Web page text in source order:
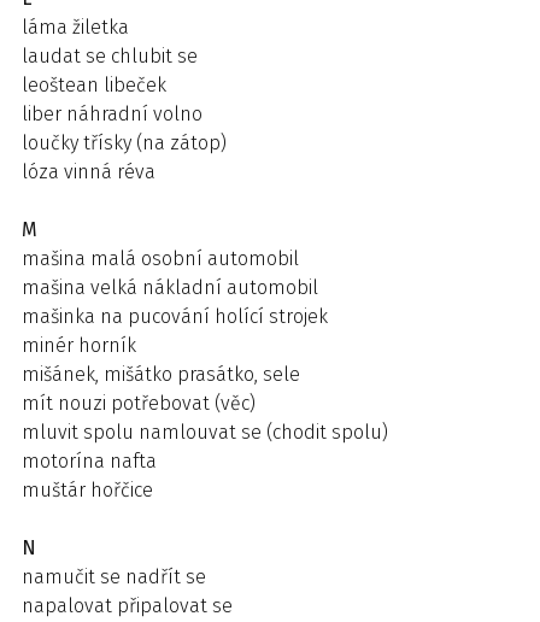
láma žiletka
laudat se chlubit se
leoštean libeček
liber náhradní volno
loučky třísky (na zátop)
lóza vinná réva
M
mašina malá osobní automobil
mašina velká nákladní automobil
mašinka na pucování holící strojek
minér horník
mišánek, mišátko prasátko, sele
mít nouzi potřebovat (věc)
mluvit spolu namlouvat se (chodit spolu)
motorína nafta
muštár hořčice
N
namučit se nadřít se
napalovat připalovat se